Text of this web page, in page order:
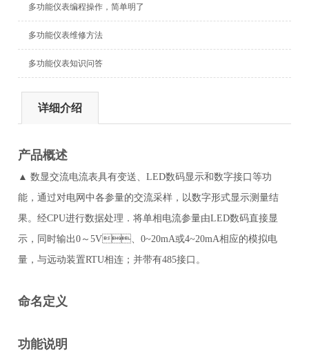
多功能仪表编程操作，简单明了
多功能仪表维修方法
多功能仪表知识问答
详细介绍
产品概述
▲ 数显交流电流表具有变送、LED数码显示和数字接口等功
能，通过对电网中各参量的交流采样，以数字形式显示测量结
果。经CPU进行数据处理．将单相电流参量由LED数码直接显
示，同时输出0～5V、0~20mA或4~20mA相应的模拟电
量，与远动装置RTU相连；并带有485接口。
命名定义
功能说明